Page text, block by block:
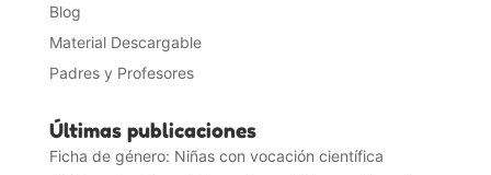
Blog
Material Descargable
Padres y Profesores
Últimas publicaciones
Ficha de género: Niñas con vocación científica